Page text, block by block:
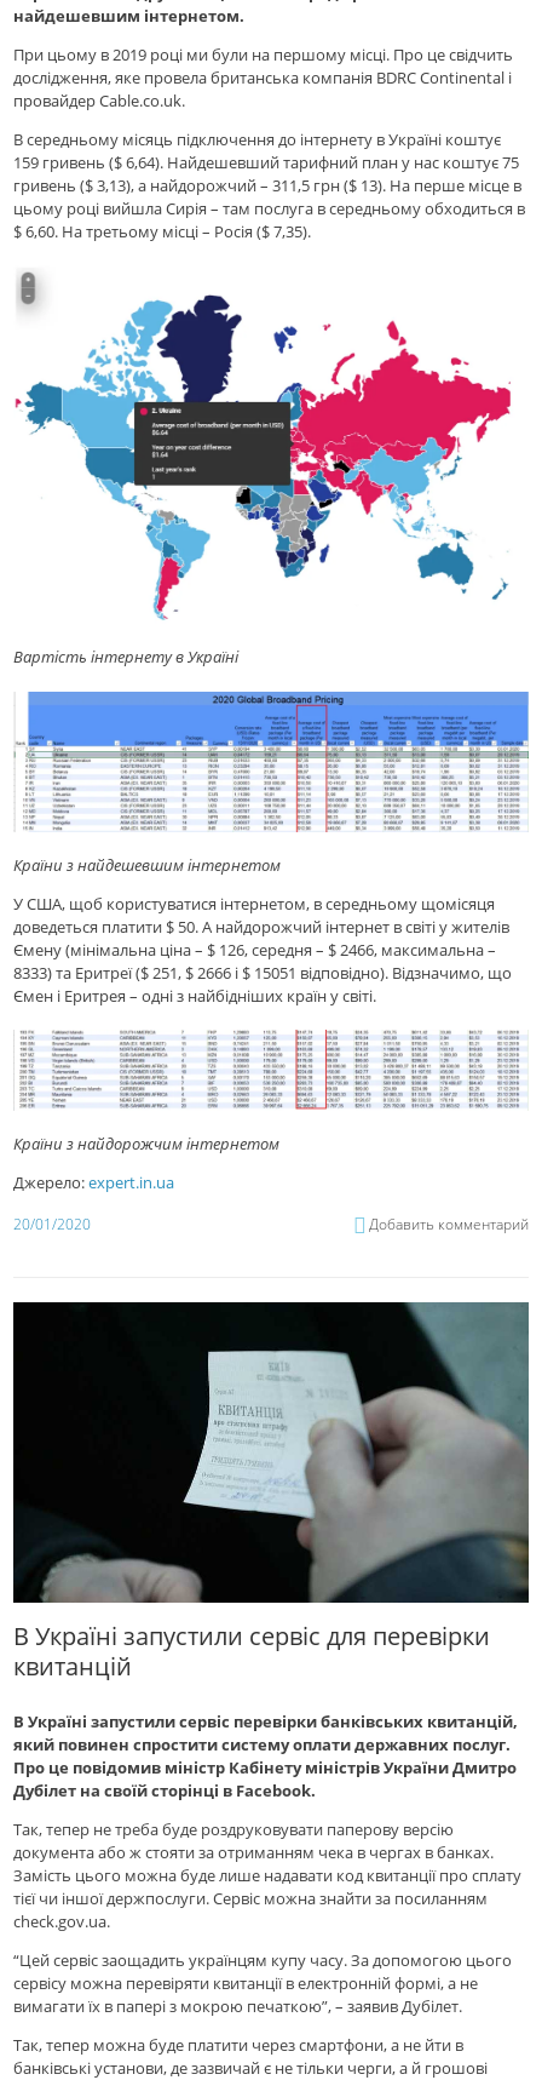
найдешевшим інтернетом.
При цьому в 2019 році ми були на першому місці. Про це свідчить
дослідження, яке провела британська компанія BDRC Continental і
провайдер Cable.co.uk.
В середньому місяць підключення до інтернету в Україні коштує
159 гривень ($ 6,64). Найдешевший тарифний план у нас коштує 75
гривень ($ 3,13), а найдорожчий – 311,5 грн ($ 13). На перше місце в
цьому році вийшла Сирія – там послуга в середньому обходиться в
$ 6,60. На третьому місці – Росія ($ 7,35).
Вартість інтернету в Україні
Країни з найдешевшим інтернетом
У США, щоб користуватися інтернетом, в середньому щомісяця
доведеться платити $ 50. А найдорожчий інтернет в світі у жителів
Ємену (мінімальна ціна – $ 126, середня – $ 2466, максимальна –
8333) та Еритреї ($ 251, $ 2666 і $ 15051 відповідно). Відзначимо, що
Ємен і Еритрея – одні з найбідніших країн у світі.
Країни з найдорожчим інтернетом
Джерело:expert.in.ua
20/01/2020 Добавить комментарий
В Україні запустили сервіс для перевірки
квитанцій
В Україні запустили сервіс перевірки банківських квитанцій,
який повинен спростити систему оплати державних послуг.
Про це повідомив міністр Кабінету міністрів України Дмитро
Дубілет на своїй сторінці в Facebook.
Так, тепер не треба буде роздруковувати паперову версію
документа або ж стояти за отриманням чека в чергах в банках.
Замість цього можна буде лише надавати код квитанції про сплату
тієї чи іншої держпослуги. Сервіс можна знайти за посиланням
check.gov.ua.
“Цей сервіс заощадить українцям купу часу. За допомогою цього
сервісу можна перевіряти квитанції в електронній формі, а не
вимагати їх в папері з мокрою печаткою”, – заявив Дубілет.
Так, тепер можна буде платити через смартфони, а не йти в
банківські установи, де зазвичай є не тільки черги, а й грошові